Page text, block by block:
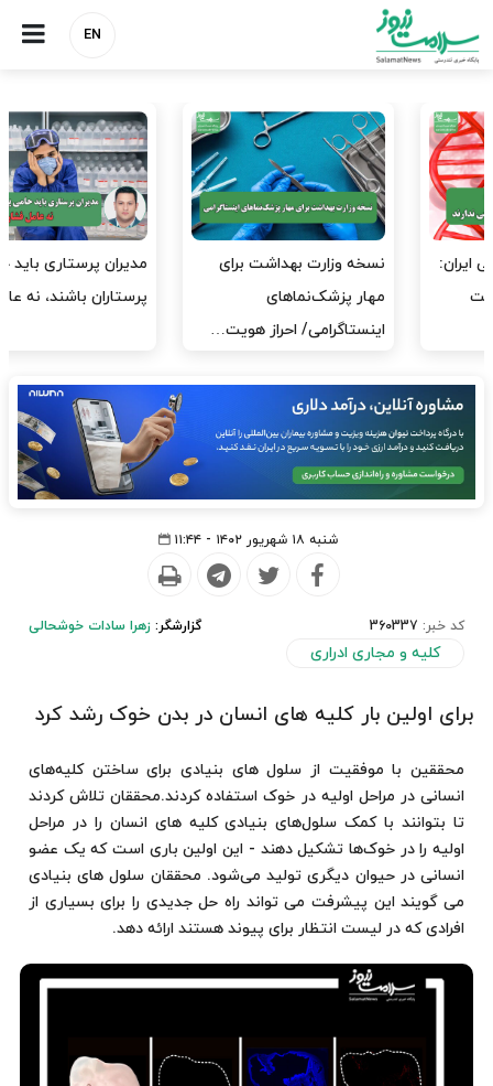
EN
مدیران پرستاری باید حامی
پرستاران باشند، نه عامل فشار
مدیریت سلامت، میدان
آزمون و خطا نیست
شنبه ۱۸ شهریور ۱۴۰۲ - ۱۱:۴۴
کد خبر: 360337
کلیه و مجاری ادراری
گزارشگر: زهرا سادات خوشحالی
برای اولین بار کلیه های انسان در بدن خوک رشد کرد
محققین با موفقیت از سلول های بنیادی برای ساختن کلیه‌های
انسانی در مراحل اولیه در خوک استفاده کردند.محققان تلاش کردند
تا بتوانند با کمک سلول‌های بنیادی کلیه های انسان را در مراحل
اولیه را در خوک‌ها تشکیل دهند - این اولین باری است که یک عضو
انسانی در حیوان دیگری تولید می‌شود. محققان سلول های بنیادی
می گویند این پیشرفت می تواند راه حل جدیدی را برای بسیاری از
افرادی که در لیست انتظار برای پیوند هستند ارائه دهد.